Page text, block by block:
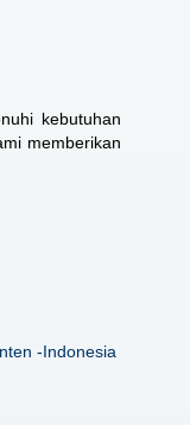
kebutuhan
memberikan
-Indonesia